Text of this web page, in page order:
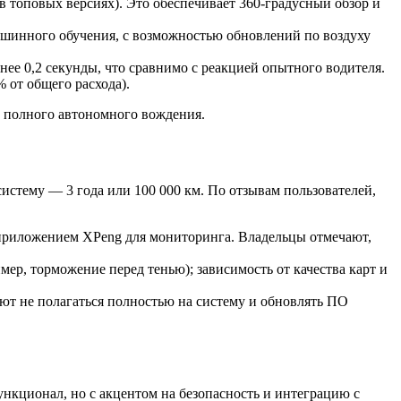
обучения, с возможностью обновлений по воздуху
0,2 секунды, что сравнимо с реакцией опытного водителя.
от общего расхода).
автономного вождения.
— 3 года или 100 000 км. По отзывам пользователей,
XPeng для мониторинга. Владельцы отмечают,
торможение перед тенью); зависимость от качества карт и
не полагаться полностью на систему и обновлять ПО
но с акцентом на безопасность и интеграцию с